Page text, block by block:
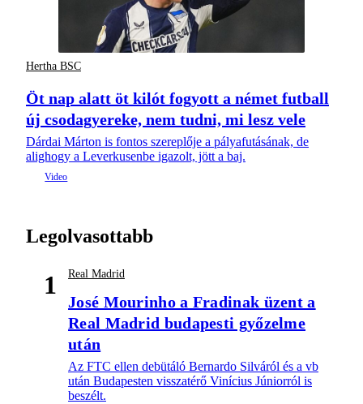
Hertha BSC
Öt nap alatt öt kilót fogyott a német futball
új csodagyereke, nem tudni, mi lesz vele
Dárdai Márton is fontos szereplője a pályafutásának, de
alighogy a Leverkusenbe igazolt, jött a baj.
Legolvasottabb
1 Real Madrid
José Mourinho a Fradinak üzent a
Real Madrid budapesti győzelme
után
Az FTC ellen debütáló Bernardo Silváról és a vb
után Budapesten visszatérő Vinícius Júniorról is
beszélt.